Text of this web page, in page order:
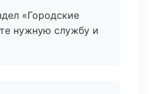
«Городские
нужную службу и